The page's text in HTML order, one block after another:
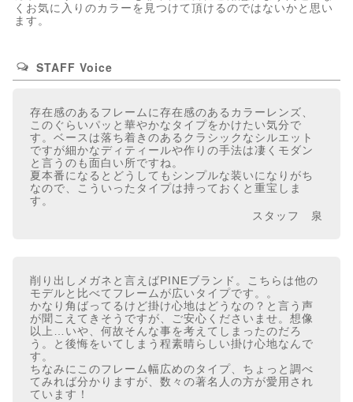
くお気に入りのカラーを見つけて頂けるのではないかと思い
ます。
STAFF Voice
存在感のあるフレームに存在感のあるカラーレンズ、
このぐらいパッと華やかなタイプをかけたい気分で
す。ベースは落ち着きのあるクラシックなシルエット
ですが細かなディティールや作りの手法は凄くモダン
と言うのも面白い所ですね。
夏本番になるとどうしてもシンプルな装いになりがち
なので、こういったタイプは持っておくと重宝しま
す。
スタッフ 泉
削り出しメガネと言えばPINEブランド。こちらは他の
モデルと比べてフレームが広いタイプです。。
かなり角ばってるけど掛け心地はどうなの？と言う声
が聞こえてきそうですが、ご安心くださいませ。想像
以上…いや、何故そんな事を考えてしまったのだろ
う。と後悔をいてしまう程素晴らしい掛け心地なんで
す。
ちなみにこのフレーム幅広めのタイプ、ちょっと調べ
てみれば分かりますが、数々の著名人の方が愛用され
ています！